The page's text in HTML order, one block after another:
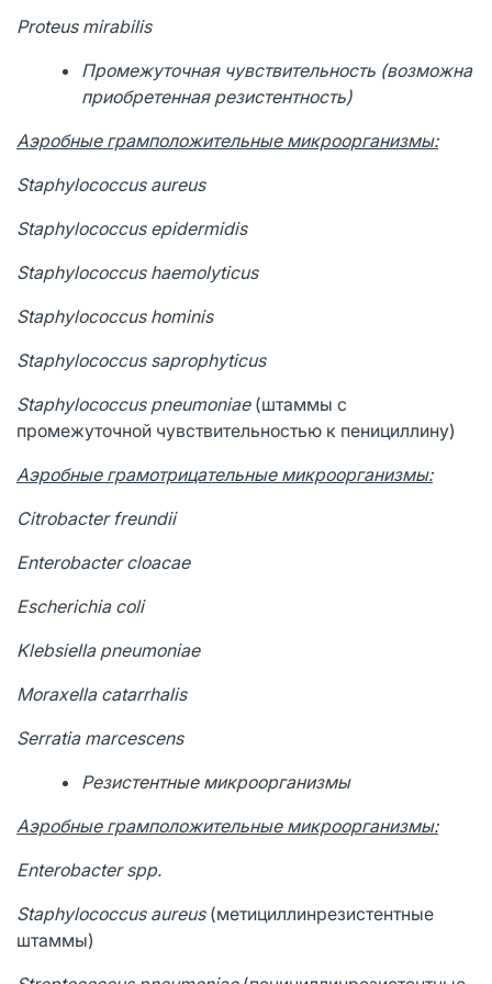
Proteus mirabilis
Промежуточная чувствительность (возможна
приобретенная резистентность)
Аэробные грамположительные микроорганизмы:
Staphylococcus aureus
Staphylococcus epidermidis
Staphylococcus haemolyticus
Staphylococcus hominis
Staphylococcus saprophyticus
Staphylococcus pneumoniae(штаммы с
промежуточной чувствительностью к пенициллину)
Аэробные грамотрицательные микроорганизмы:
Citrobacter freundii
Enterobacter cloacae
Escherichia coli
Klebsiella pneumoniae
Moraxella catarrhalis
Serratia marcescens
Резистентные микроорганизмы
Аэробные грамположительные микроорганизмы:
Enterobacter spp.
Staphylococcus aureus(метициллинрезистентные
штаммы)